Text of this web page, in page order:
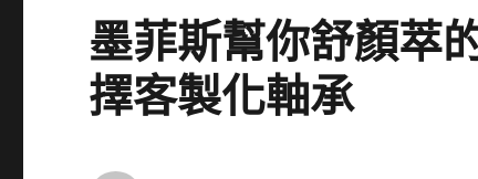
墨菲斯幫你舒顏萃
擇客製化軸承